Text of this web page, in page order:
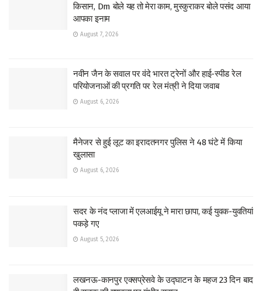
किसान, Dm बोले यह तो मेरा काम, मुस्कुराकर बोले पसंद आया
आपका इनाम
August 7, 2026
नवीन जैन के सवाल पर वंदे भारत ट्रेनों और हाई-स्पीड रेल
परियोजनाओं की प्रगति पर रेल मंत्री ने दिया जवाब
August 6, 2026
मैनेजर से हुई लूट का इरादतनगर पुलिस ने 48 घंटे में किया
खुलासा
August 6, 2026
सदर के नंद प्लाजा में एलआईयू ने मारा छापा, कई युवक-युवतियां
पकड़े गए
August 5, 2026
लखनऊ-कानपुर एक्सप्रेसवे के उद्घाटन के महज 23 दिन बाद